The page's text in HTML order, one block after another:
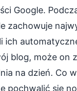
Google.
zachowuje
ich
blog, może on
na dzień. Co
pochwalić się